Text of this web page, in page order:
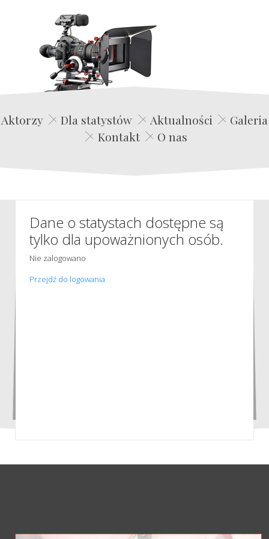
Edwin Film Agencja Aktorska
Aktorzy Dla statystów Aktualności
Galeria
Kontakt
O nas
Dane o statystach dostępne są
tylko dla upoważnionych osób.
Nie zalogowano
Przejdź do logowania